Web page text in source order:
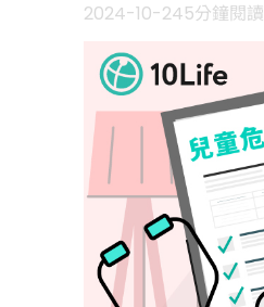
2024-10-245分鐘閱讀